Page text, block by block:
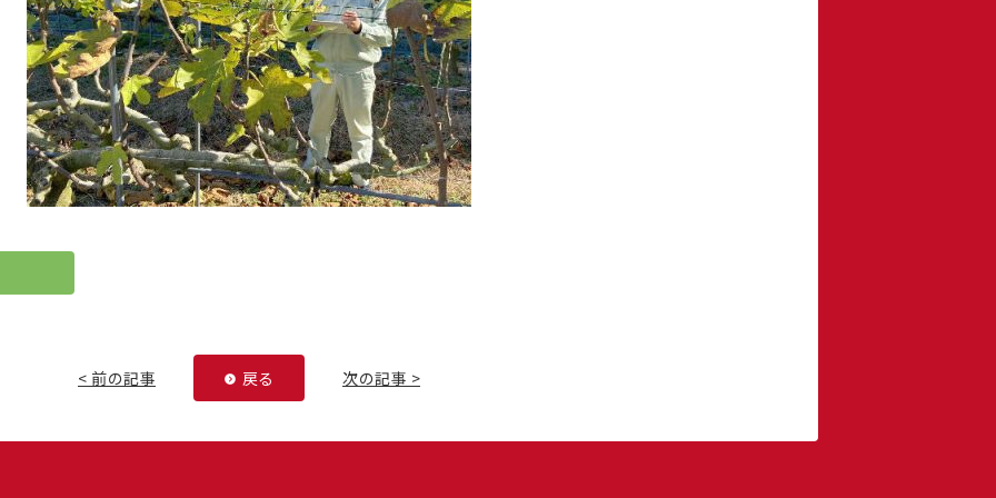
< 前の記事 次の記事 >
戻る